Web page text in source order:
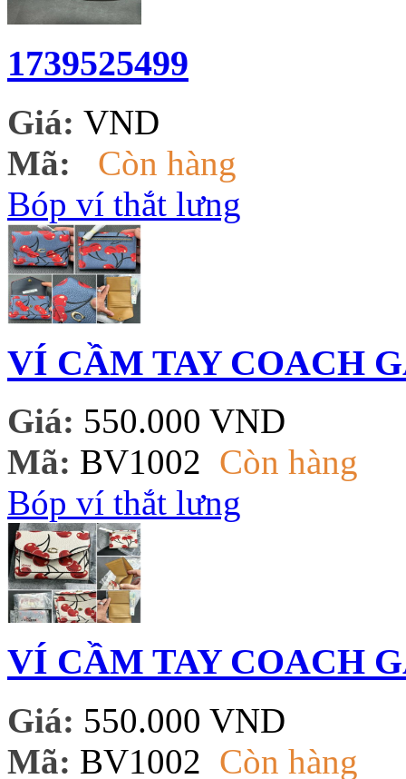
1739525499
Giá: VND
Mã:
Còn hàng
Bóp ví thắt lưng
VÍ CẦM TAY COACH
Giá: 550.000 VND
Mã: BV1002 Còn hàng
Bóp ví thắt lưng
VÍ CẦM TAY COACH
Giá: 550.000 VND
Mã: BV1002 Còn hàng